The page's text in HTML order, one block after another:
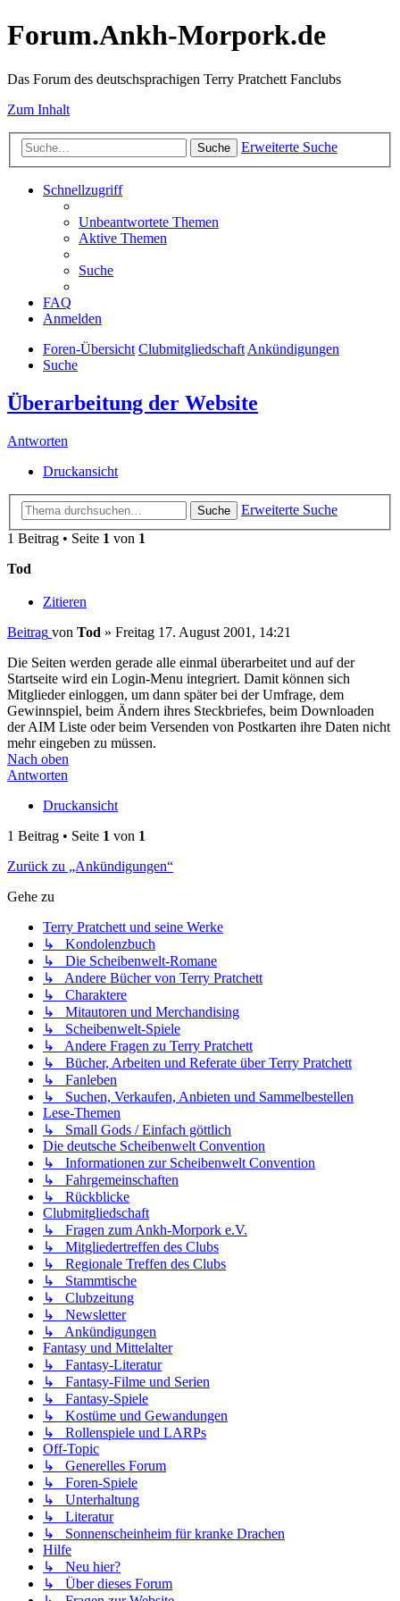
Forum.Ankh-Morpork.de
Das Forum des deutschsprachigen Terry Pratchett Fanclubs
Zum Inhalt
Suche Erweiterte Suche
Schnellzugriff
Unbeantwortete Themen
Aktive Themen
Suche
FAQ
Anmelden
Foren-Übersicht ClubmitgliedschaftAnkündigungen
Suche
Überarbeitung der Website
Antworten
Druckansicht
Suche
Erweiterte Suche
1 Beitrag • Seite 1 von 1
Tod
Zitieren
Beitrag von Tod » Freitag 17. August 2001, 14:21
Die Seiten werden gerade alle einmal überarbeitet und auf der
Startseite wird ein Login-Menu integriert. Damit können sich
Mitglieder einloggen, um dann später bei der Umfrage, dem
Gewinnspiel, beim Ändern ihres Steckbriefes, beim Downloaden
der AIM Liste oder beim Versenden von Postkarten ihre Daten nicht
mehr eingeben zu müssen.
Nach oben
Antworten
Druckansicht
1 Beitrag • Seite 1 von 1
Zurück zu „Ankündigungen“
Gehe zu
Terry Pratchett und seine Werke
↳ Kondolenzbuch
↳ Die Scheibenwelt-Romane
↳ Andere Bücher von Terry Pratchett
↳ Charaktere
↳ Mitautoren und Merchandising
↳ Scheibenwelt-Spiele
↳ Andere Fragen zu Terry Pratchett
↳ Bücher, Arbeiten und Referate über Terry Pratchett
↳ Fanleben
↳ Suchen, Verkaufen, Anbieten und Sammelbestellen
Lese-Themen
↳ Small Gods / Einfach göttlich
Die deutsche Scheibenwelt Convention
↳ Informationen zur Scheibenwelt Convention
↳ Fahrgemeinschaften
↳ Rückblicke
Clubmitgliedschaft
↳ Fragen zum Ankh-Morpork e.V.
↳ Mitgliedertreffen des Clubs
↳ Regionale Treffen des Clubs
↳ Stammtische
↳ Clubzeitung
↳ Newsletter
↳ Ankündigungen
Fantasy und Mittelalter
↳ Fantasy-Literatur
↳ Fantasy-Filme und Serien
↳ Fantasy-Spiele
↳ Kostüme und Gewandungen
↳ Rollenspiele und LARPs
Off-Topic
↳ Generelles Forum
↳ Foren-Spiele
↳ Unterhaltung
↳ Literatur
↳ Sonnenscheinheim für kranke Drachen
Hilfe
↳ Neu hier?
↳ Über dieses Forum